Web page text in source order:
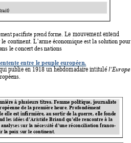
pacifiste prend forme. Le mouvement entend
le continent. L’arme économique est la solution pour
le concert des nations
entre le peuple européen.
publie en 1918 un hebdomadaire intitulé l’Europe
à plusieurs titres. Femme politique, journaliste
de la première heure. Profondément
elle est infirmière, au sortir de la guerre, elle fonde
les idées d’Aristide Briand qu’elle rencontre à la
analyses sur la nécessité d’une réconciliation franco-
la paix sur le continent.